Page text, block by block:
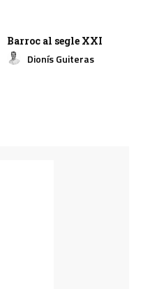
Barroc al segle XXI
Dionís Guiteras